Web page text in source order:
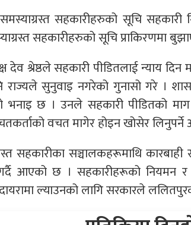
सहकारीहरुको सूचि सहकारी
सहकारीहरुको सूचि प्राकिरणमा
देव श्रेष्ठले सहकारी पीडितलाई न्याय
राज्यले सुनुवाइ नगरेको गुनासो गरे ।
भनाइ छ । उनले सहकारी पीडितको
वचत मागेर होइन खोसेर
सहकारीका सञ्चालकहरूमाथि कारबाही
आएको छ । सहकारीहरूको नियमन
ल्याउनको लागि सरकारले